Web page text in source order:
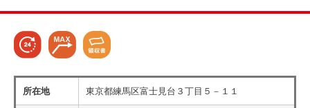
所在地 東京都練馬区富士見台３丁目５－１１